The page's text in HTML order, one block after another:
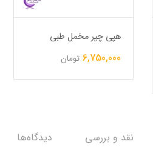
هپی چیر مخمل طبی
6,750,000 تومان
نقد و بررسی دیدگاه‌ها